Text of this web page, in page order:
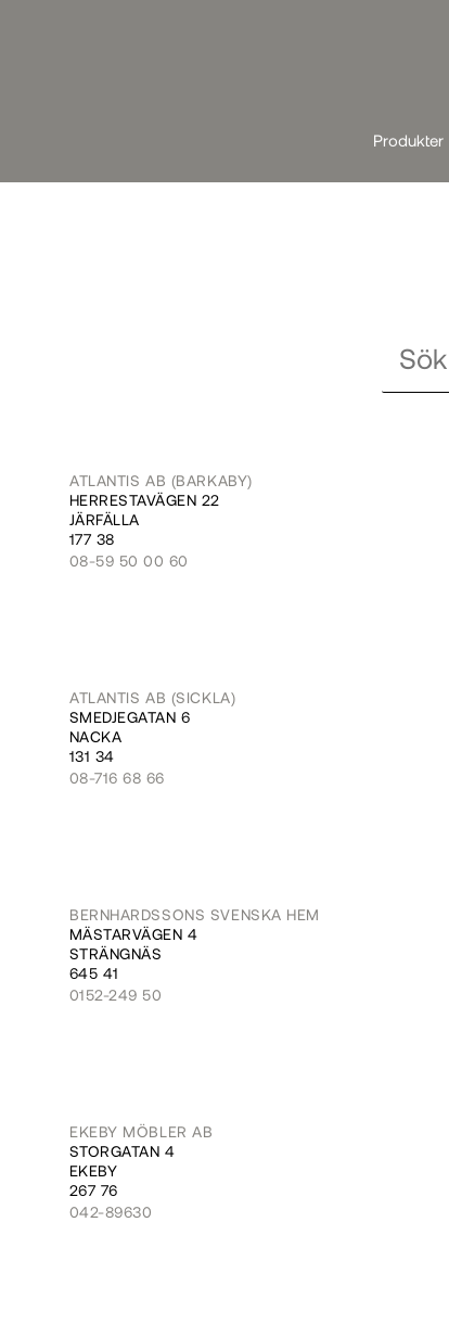
Produkter
ATLANTIS AB (BARKABY)
HERRESTAVÄGEN 22
JÄRFÄLLA
177 38
08-59 50 00 60
ATLANTIS AB (SICKLA)
SMEDJEGATAN 6
NACKA
131 34
08-716 68 66
BERNHARDSSONS SVENSKA HEM
MÄSTARVÄGEN 4
STRÄNGNÄS
645 41
0152-249 50
EKEBY MÖBLER AB
STORGATAN 4
EKEBY
267 76
042-89630